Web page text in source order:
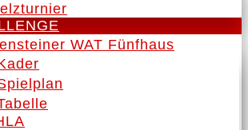
WAT Fünfhaus